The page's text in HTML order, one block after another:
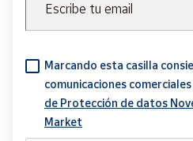
Escribe tu email
Marcando esta casilla
comunicaciones
de Protección de datos
Market